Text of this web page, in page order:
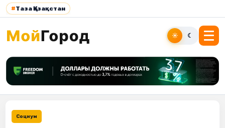
#Таза Қазақстан
☀ ☾
Социум